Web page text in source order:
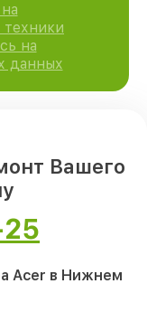
на
данных
Вашего
Acer в Нижнем